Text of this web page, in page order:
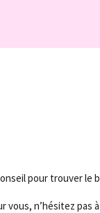
pour trouver le
vous, n’hésitez pas